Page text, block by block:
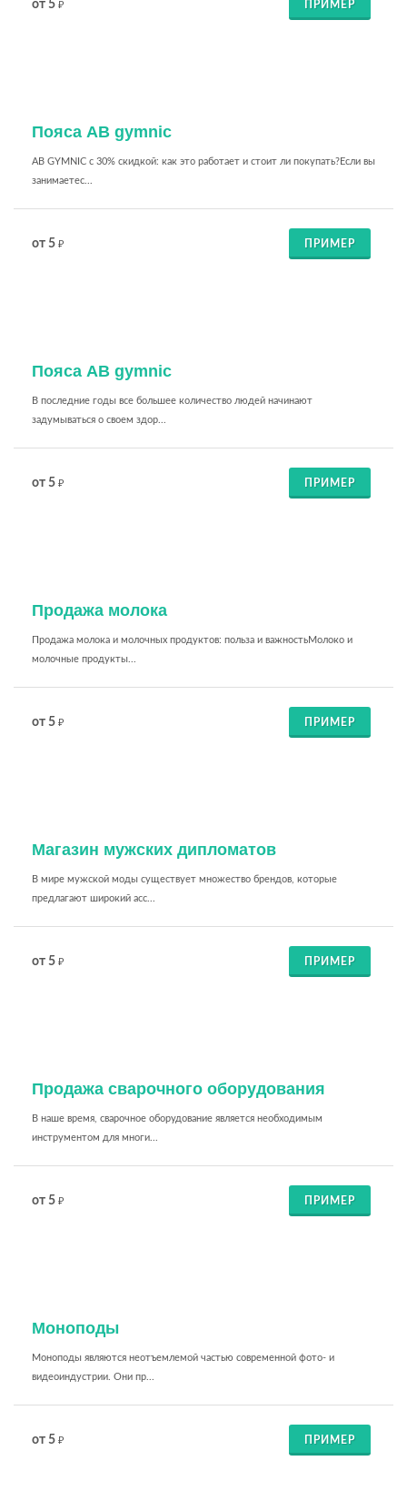
от 5 ₽ ПРИМЕР
Пояса AB gymnic
AB GYMNIC с 30% скидкой: как это работает и стоит ли покупать?Если вы
занимаетес...
от 5 ₽ ПРИМЕР
Пояса AB gymnic
В последние годы все большее количество людей начинают
задумываться о своем здор...
от 5 ₽ ПРИМЕР
Продажа молока
Продажа молока и молочных продуктов: польза и важностьМолоко и
молочные продукты...
от 5 ₽ ПРИМЕР
Магазин мужских дипломатов
В мире мужской моды существует множество брендов, которые
предлагают широкий асс...
от 5 ₽ ПРИМЕР
Продажа сварочного оборудования
В наше время, сварочное оборудование является необходимым
инструментом для многи...
от 5 ₽ ПРИМЕР
Моноподы
Моноподы являются неотъемлемой частью современной фото- и
видеоиндустрии. Они пр...
от 5 ₽ ПРИМЕР